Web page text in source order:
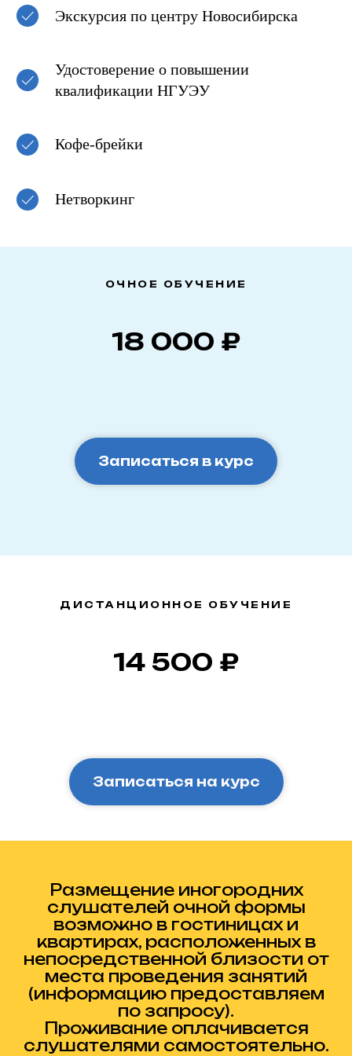
Экскурсия по центру Новосибирска
Удостоверение о повышении
квалификации НГУЭУ
Кофе-брейки
Нетворкинг
ОЧНОЕ ОБУЧЕНИЕ
18 000 ₽
Записаться в курс
ДИСТАНЦИОННОЕ ОБУЧЕНИЕ
14 500 ₽
Записаться на курс
Размещение иногородних
слушателей очной формы
возможно в гостиницах и
квартирах, расположенных в
непосредственной близости от
места проведения занятий
(информацию предоставляем
по запросу).
Проживание оплачивается
слушателями самостоятельно.